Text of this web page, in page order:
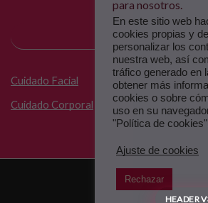
PRODUCTOOS
Cuidado Facial
Cuidado Corporal
Copyright © 2025
para nosotros.
En este sitio web
cookies propias y
personalizar los
nuestra web, así
tráfico generado en
obtener más
cookies o sobre
uso en su
"Política de
Ajuste de cookies
Rechazar